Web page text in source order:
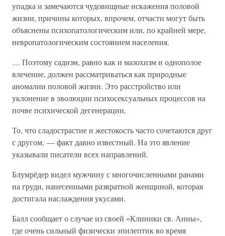
упадка и замечаются чудовищные искажения половой
жизни, причины которых, впрочем, отчасти могут быть
объяснены психопатологическим или, по крайней мере,
невропатологическим состоянием населения.
… Поэтому садизм, равно как и мазохизм и однополое
влечение, должен рассматриваться как природные
аномалии половой жизни. Это расстройство или
уклонение в эволюции психосексуальных процессов на
почве психической дегенерации.
То, что сладострастие и жестокость часто сочетаются друг
с другом, — факт давно известный. На это явление
указывали писатели всех направлений.
Блумрёдер видел мужчину с многочисленными ранами
на груди, нанесенными развратной женщиной, которая
достигала наслаждения укусами.
Балл сообщает о случае из своей «Клиники св. Анны»,
где очень сильный физически эпилептик во время